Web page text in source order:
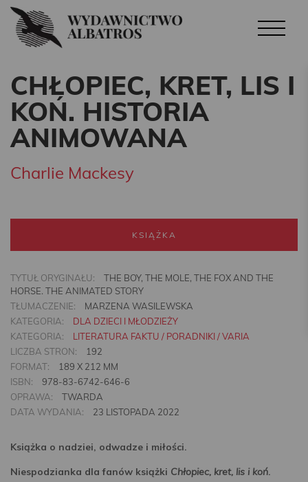
CHŁOPIEC, KRET, LIS I
KOŃ. HISTORIA
ANIMOWANA
Charlie Mackesy
KSIĄŻKA
TYTUŁ ORYGINAŁU:
THE BOY, THE MOLE, THE FOX AND THE
HORSE. THE ANIMATED STORY
TŁUMACZENIE:
MARZENA WASILEWSKA
KATEGORIA:
DLA DZIECI I MŁODZIEŻY
KATEGORIA:
LITERATURA FAKTU / PORADNIKI / VARIA
LICZBA STRON:
192
FORMAT:
189 X 212 MM
ISBN:
978-83-6742-646-6
OPRAWA:
TWARDA
DATA WYDANIA:
23 LISTOPADA 2022
Książka o nadziei, odwadze i miłości.
Niespodzianka dla fanów książki Chłopiec, kret, lis i koń.